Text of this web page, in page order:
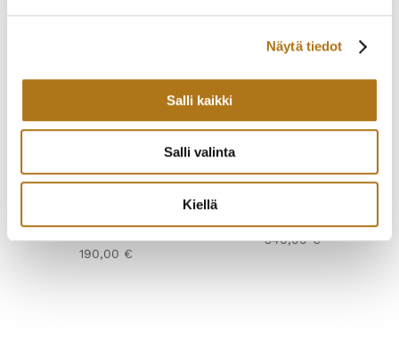
Näytä tiedot
Salli kaikki
Salli valinta
Kiellä
SWISSKING
190,00 €
340,00€